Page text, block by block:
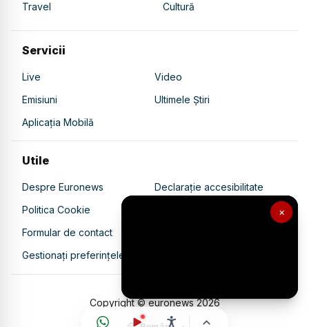
×
Travel
Cultură
Servicii
Live
Video
Emisiuni
Ultimele Știri
Aplicația Mobilă
Utile
Despre Euronews
Declarație accesibilitate
Politica Cookie
Politica de confidențialitate
Formular de contact
Gestionați preferințele
Copyright © euronews2026